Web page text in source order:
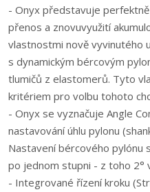
- Onyx představuje
přenos a znovuvyužití
vlastnostmi nově vyvinutého
s dynamickým bércovým
tlumičů z elastomerů. Tyto
kritériem pro volbu tohoto
- Onyx se vyznačuje Angle
nastavování úhlu pylonu
Nastavení bércového pylónu
po jednom stupni - z toho 2°
- Integrované řízení kroku